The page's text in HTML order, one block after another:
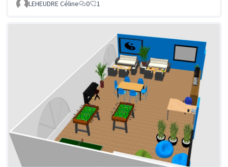
LEHEUDRE Céline 0 1